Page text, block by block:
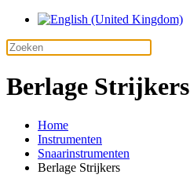
Berlage Strijkers
Home
Instrumenten
Snaarinstrumenten
Berlage Strijkers